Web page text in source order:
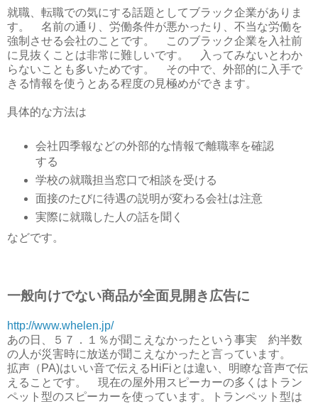
就職、転職での気にする話題としてブラック企業がありま
す。 名前の通り、労働条件が悪かったり、不当な労働を
強制させる会社のことです。 このブラック企業を入社前
に見抜くことは非常に難しいです。 入ってみないとわか
らないことも多いためです。 その中で、外部的に入手で
きる情報を使うとある程度の見極めができます。
具体的な方法は
会社四季報などの外部的な情報で離職率を確認
する
学校の就職担当窓口で相談を受ける
面接のたびに待遇の説明が変わる会社は注意
実際に就職した人の話を聞く
などです。
一般向けでない商品が全面見開き広告に
http://www.whelen.jp/
あの日、５７．１％が聞こえなかったという事実 約半数
の人が災害時に放送が聞こえなかったと言っています。
拡声（PA)はいい音で伝えるHiFiとは違い、明瞭な音声で伝
えることです。 現在の屋外用スピーカーの多くはトラン
ペット型のスピーカーを使っています。トランペット型は